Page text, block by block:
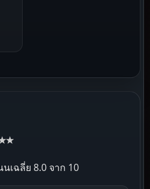
นเฉลี่ย 8.0 จาก 10